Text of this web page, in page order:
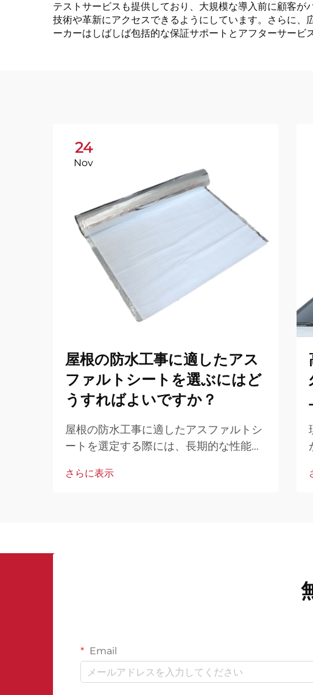
テストサービスも提供しており、大規模な導入前に顧客
技術や革新にアクセスできるようにしています。さらに
ーカーはしばしば包括的な保証サポートとアフターサービ
24
Nov
屋根の防水工事に適したアス
ファルトシートを選ぶにはど
うすればよいですか？
屋根の防水工事に適したアスファルトシ
ートを選定する際には、長期的な性能と
因を慎重に検討する必要があります。専
さらに表示
Email